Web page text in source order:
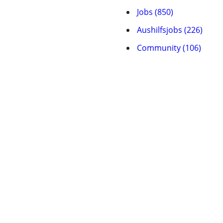
Jobs (850)
Aushilfsjobs (226)
Community (106)